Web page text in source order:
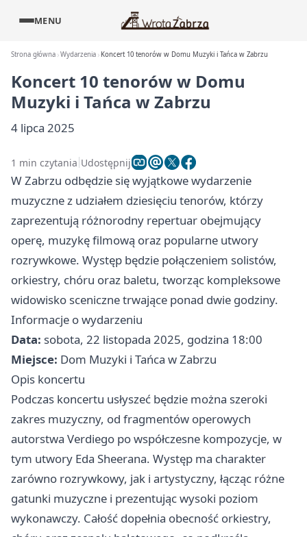
MENU
Strona główna Wydarzenia Koncert 10 tenorów w Domu Muzyki i Tańca w Zabrzu
Koncert 10 tenorów w Domu
Muzyki i Tańca w Zabrzu
4 lipca 2025
1 min czytania Udostępnij
W Zabrzu odbędzie się wyjątkowe wydarzenie
muzyczne z udziałem dziesięciu tenorów, którzy
zaprezentują różnorodny repertuar obejmujący
operę, muzykę filmową oraz popularne utwory
rozrywkowe. Występ będzie połączeniem solistów,
orkiestry, chóru oraz baletu, tworząc kompleksowe
widowisko sceniczne trwające ponad dwie godziny.
Informacje o wydarzeniu
Data: sobota, 22 listopada 2025, godzina 18:00
Miejsce: Dom Muzyki i Tańca w Zabrzu
Opis koncertu
Podczas koncertu usłyszeć będzie można szeroki
zakres muzyczny, od fragmentów operowych
autorstwa Verdiego po współczesne kompozycje, w
tym utwory Eda Sheerana. Występ ma charakter
zarówno rozrywkowy, jak i artystyczny, łącząc różne
gatunki muzyczne i prezentując wysoki poziom
wykonawczy. Całość dopełnia obecność orkiestry,